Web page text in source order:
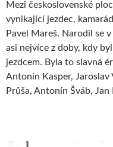
Mezi československé
vynikající jezdec,
Pavel Mareš. Narodil se
asi nejvíce z doby, kdy
jezdcem. Byla to slavná
Antonín Kasper, Jaroslav
Průša, Antonín Šváb,